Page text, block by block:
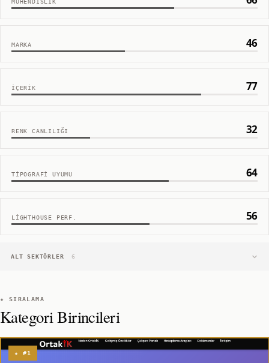
MÜHENDISLIK
MARKA 46
İÇERIK 77
RENK CANLILIĞI 32
TIPOGRAFI UYUMU 64
LIGHTHOUSE PERF. 56
ALT SEKTÖRLER 6
★ SIRALAMA
Kategori Birincileri
★ #1